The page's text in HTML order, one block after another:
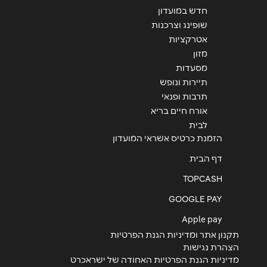
חדש במועדון
שופינג וצרכנות
אטרקציות
מזון
מסעדות
תיירות ונופש
תרבות ופנאי
אורח חיים בריא
לבית
הזמנת כרטיס אשראי המועדון
דף הבית
TOPCASH
GOOGLE PAY
Apple pay
תקנון אתר ומדיניות הגנת הפרטיות
הצהרת נגישות
מדיניות הגנת הפרטיות האחודה של ישראכרט